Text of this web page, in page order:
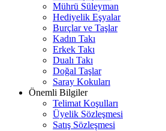
Mührü Süleyman
Hediyelik Eşyalar
Burçlar ve Taşlar
Kadın Takı
Erkek Takı
Dualı Takı
Doğal Taşlar
Saray Kokuları
Önemli Bilgiler
Telimat Koşulları
Üyelik Sözleşmesi
Satış Sözleşmesi